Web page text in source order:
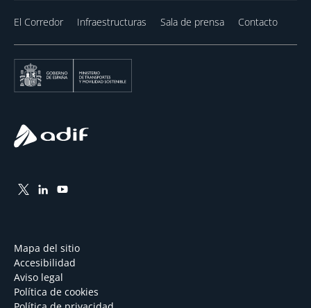
El Corredor Infraestructuras Sala de prensa Contacto
Mapa del sitio
Accesibilidad
Aviso legal
Política de cookies